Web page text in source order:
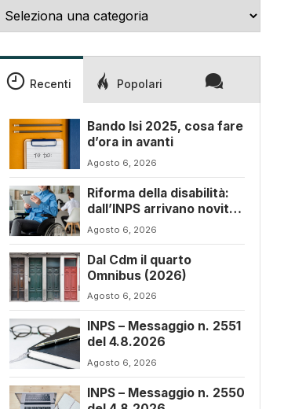
Recenti Popolari
Bando Isi 2025, cosa fare
d’ora in avanti
Agosto 6, 2026
Riforma della disabilità:
dall’INPS arrivano novità
sul progetto di vita
Agosto 6, 2026
Dal Cdm il quarto
Omnibus (2026)
Agosto 6, 2026
INPS – Messaggio n. 2551
del 4.8.2026
Agosto 6, 2026
INPS – Messaggio n. 2550